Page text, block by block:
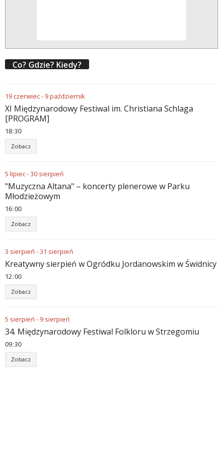
Co? Gdzie? Kiedy?
19czerwiec- 9październik
XI Międzynarodowy Festiwal im. Christiana Schlaga
[PROGRAM]
18:30
Zobacz
5 lipiec-30 sierpień
"Muzyczna Altana" – koncerty plenerowe w Parku
Młodzieżowym
16:00
Zobacz
3 sierpień -31 sierpień
Kreatywny sierpień w Ogródku Jordanowskim w Świdnicy
12:00
Zobacz
5 sierpień - 9 sierpień
34. Międzynarodowy Festiwal Folkloru w Strzegomiu
09:30
Zobacz